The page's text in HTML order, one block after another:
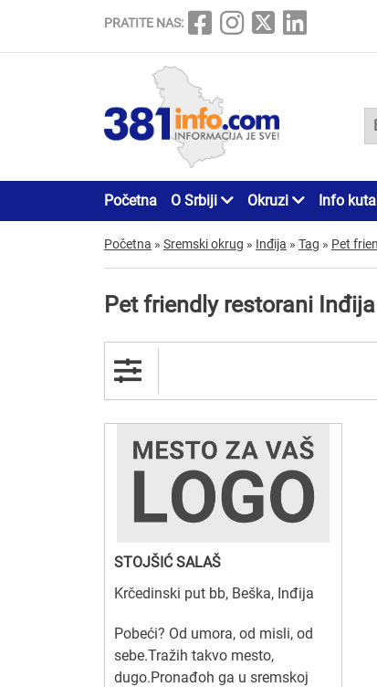
PRATITE NAS:
Početna O Srbiji Okruzi Info
Početna » Sremski okrug » Inđija » Tag » Pet
Pet friendly restorani Inđija
STOJŠIĆ SALAŠ
Krčedinski put bb, Beška, Inđija
Pobeći? Od umora, od misli, od
sebe.Tražih takvo mesto,
dugo.Pronađoh ga u sremskoj